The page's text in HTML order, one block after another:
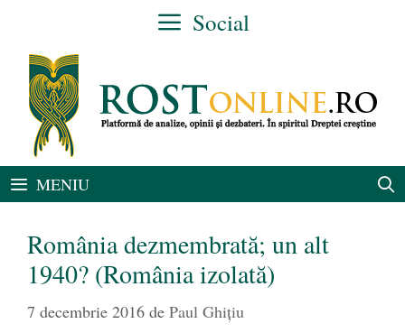
conținut
Social
MENIU
România dezmembrată; un alt
1940? (România izolată)
7 decembrie 2016 de Paul Ghițiu